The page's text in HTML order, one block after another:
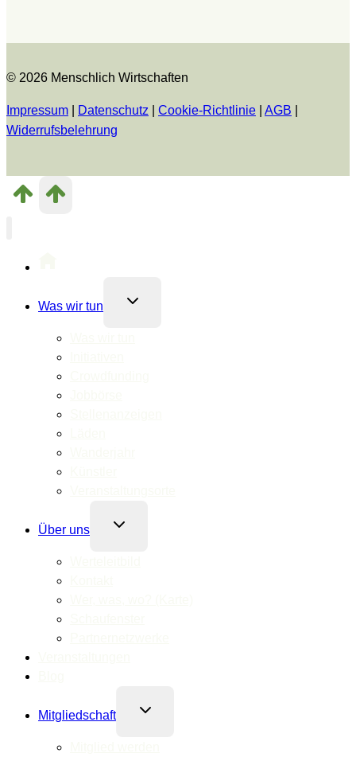
© 2026 Menschlich Wirtschaften
Impressum Datenschutz Cookie-Richtlinie AGB
Widerrufsbelehrung
Was wir tun
Untermenü
Über uns
Untermenü
Mitgliedschaft
Untermenü